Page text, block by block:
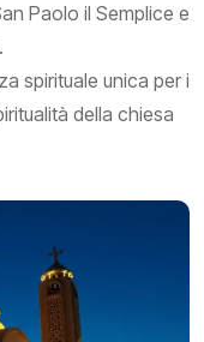
Paolo il Semplice e
spirituale unica per i
della chiesa